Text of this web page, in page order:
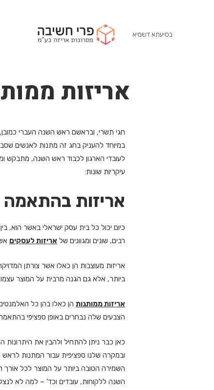
בסיעתא דשמיא
אריזות
חגי תשרי, ובראשם ראש השנה העברי
במיוחד להעניק בחג זה מתנות לאנשים
לעובדי הארגון לכבוד ראש השנה, מתבקש
עיקריות שונות:
אריזות
כיום יכול כל בית עסק ישראלי באשר הוא,
רבים, שונים ומגוונים של אריזות לעסקים
אריזות מעוצבות הן כאלו אשר צורתן
ביותר, אלא גם הגנה מרבית על המוצר
אריזות ממותגות הן כאלו בהן כל
הצבעים שלה נבחרים באופן ספציפי
כאן כבר ניתן להתחיל ולהבין את
ובמקרה שלנו ספציפית עבור המתנות לראש
השמירה הטובה ביותר על המוצר לכל אורך
השנה ללקוחות, עובדים וכד’ – למה לא